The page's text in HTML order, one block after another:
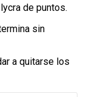
de puntos.
sin
a quitarse los